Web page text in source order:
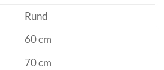
Rund
60 cm
70 cm